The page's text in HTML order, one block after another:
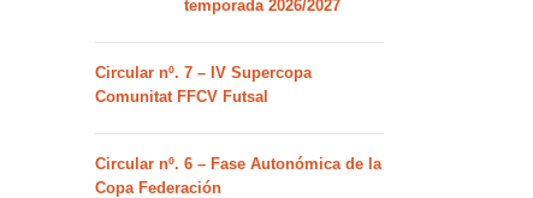
temporada 2026/2027
Circular nº. 7 – IV Supercopa
Comunitat FFCV Futsal
Circular nº. 6 – Fase Autonómica de la
Copa Federación